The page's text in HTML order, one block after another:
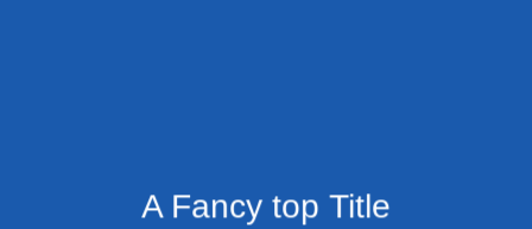
A Fancy top Title